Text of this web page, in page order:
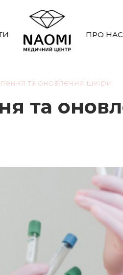
ПРО НАС
та оновлення шкіри
та